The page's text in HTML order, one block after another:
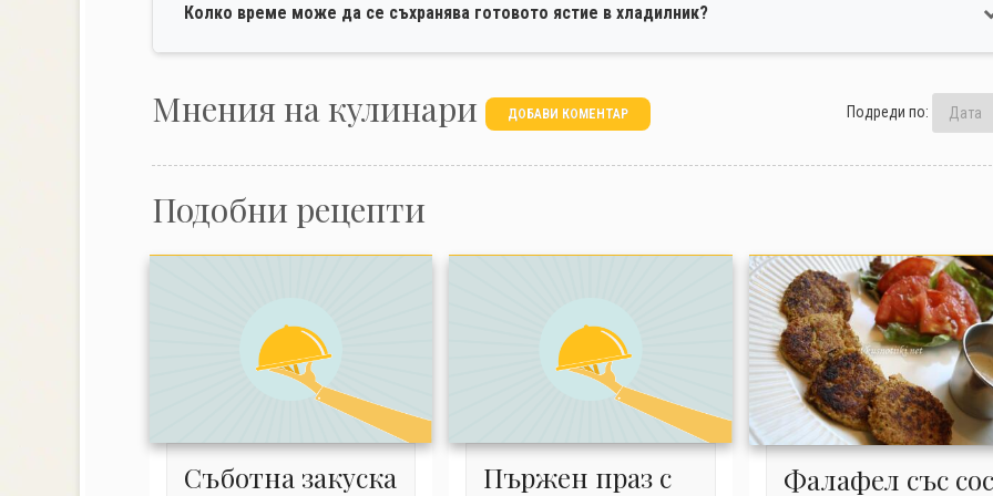
Колко време може да се съхранява готовото ястие в хладилник?
Mнения на кулинари ДОБАВИ КОМЕНТАР Подреди по:
Подобни рецепти
Съботна закуска
Пържен праз с
Фалафел със